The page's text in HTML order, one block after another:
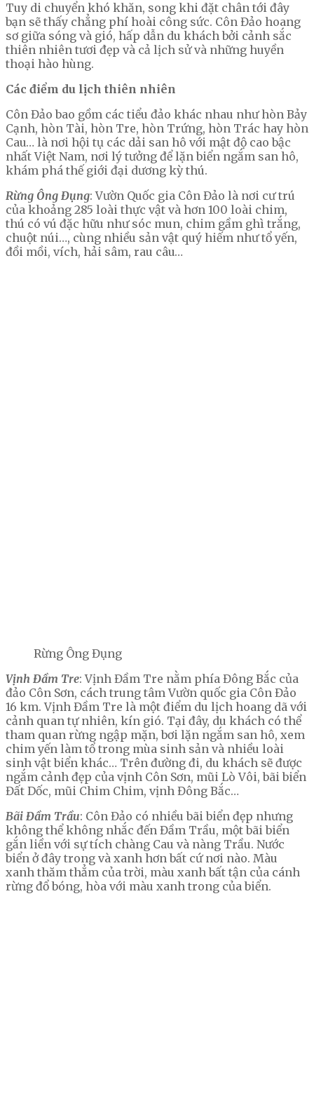
Tuy di chuyển khó khăn, song khi đặt chân tới đây
bạn sẽ thấy chẳng phí hoài công sức. Côn Đảo hoang
sơ giữa sóng và gió, hấp dẫn du khách bởi cảnh sắc
thiên nhiên tươi đẹp và cả lịch sử và những huyền
thoại hào hùng.
Các điểm du lịch thiên nhiên
Côn Đảo bao gồm các tiểu đảo khác nhau như hòn Bảy
Cạnh, hòn Tài, hòn Tre, hòn Trứng, hòn Trác hay hòn
Cau… là nơi hội tụ các dải san hô với mật độ cao bậc
nhất Việt Nam, nơi lý tưởng để lặn biển ngắm san hô,
khám phá thế giới đại dương kỳ thú.
Rừng Ông Đụng: Vườn Quốc gia Côn Đảo là nơi cư trú
của khoảng 285 loài thực vật và hơn 100 loài chim,
thú có vú đặc hữu như sóc mun, chim gầm ghì trắng,
chuột núi…, cùng nhiều sản vật quý hiếm như tổ yến,
đồi mồi, vích, hải sâm, rau câu…
Rừng Ông Đụng
Vịnh Đầm Tre: Vịnh Đầm Tre nằm phía Đông Bắc của
đảo Côn Sơn, cách trung tâm Vườn quốc gia Côn Đảo
16 km. Vịnh Đầm Tre là một điểm du lịch hoang dã với
cảnh quan tự nhiên, kín gió. Tại đây, du khách có thể
tham quan rừng ngập mặn, bơi lặn ngắm san hô, xem
chim yến làm tổ trong mùa sinh sản và nhiều loài
sinh vật biển khác… Trên đường đi, du khách sẽ được
ngắm cảnh đẹp của vịnh Côn Sơn, mũi Lò Vôi, bãi biển
Đất Dốc, mũi Chim Chim, vịnh Đông Bắc…
Bãi Đầm Trầu: Côn Đảo có nhiều bãi biển đẹp nhưng
không thể không nhắc đến Đầm Trầu, một bãi biển
gắn liền với sự tích chàng Cau và nàng Trầu. Nước
biển ở đây trong và xanh hơn bất cứ nơi nào. Màu
xanh thăm thẳm của trời, màu xanh bất tận của cánh
rừng đổ bóng, hòa với màu xanh trong của biển.